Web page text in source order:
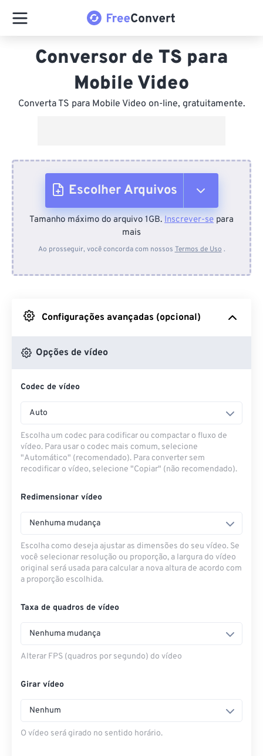
Conversor de TS para
Mobile Video
Converta TS para Mobile Video on-line, gratuitamente.
Escolher Arquivos
Do dispositivo
Do Google Drive
Do OneDrive
Tamanho máximo do arquivo 1GB. Inscrever-se para
mais
Ao prosseguir, você concorda com nossos Termos de Uso .
Configurações avançadas (opcional)
Opções de vídeo
Codec de vídeo
Auto
Escolha um codec para codificar ou compactar o fluxo de
vídeo. Para usar o codec mais comum, selecione
"Automático" (recomendado). Para converter sem
recodificar o vídeo, selecione "Copiar" (não recomendado).
Redimensionar vídeo
Nenhuma mudança
Escolha como deseja ajustar as dimensões do seu vídeo. Se
você selecionar resolução ou proporção, a largura do vídeo
original será usada para calcular a nova altura de acordo com
a proporção escolhida.
Taxa de quadros de vídeo
Nenhuma mudança
Alterar FPS (quadros por segundo) do vídeo
Girar vídeo
Nenhum
O vídeo será girado no sentido horário.